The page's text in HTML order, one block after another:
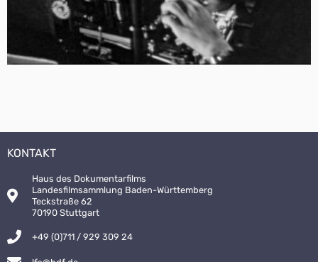
KONTAKT
Haus des Dokumentarfilms
Landesfilmsammlung Baden-Württemberg
Teckstraße 62
70190 Stuttgart
+49 (0)711 / 929 309 24